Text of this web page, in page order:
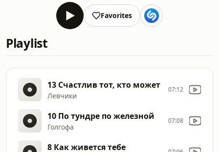
Favorites
Playlist
13 Счастлив тот, кто может
Левчики
07:12
10 По тундре по железной
Голгофа
07:08
8 Как живется тебе